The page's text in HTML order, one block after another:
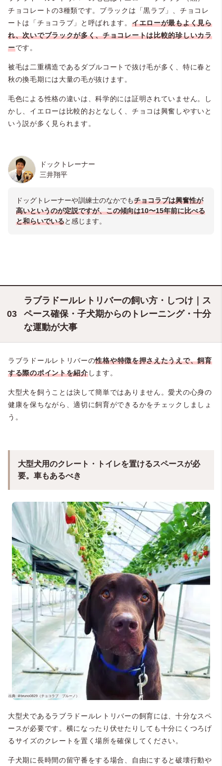
チョコレートの3種類です。ブラックは「黒ラブ」、チョコレ
ートは「チョコラブ」と呼ばれます。 イエローが最もよく見ら
れ、次いでブラックが多く、チョコレートは比較的珍しいカラ
ーです。
被毛は二重構造であるダブルコートで抜け毛が多く、特に春と
秋の換毛期には大量の毛が抜けます。
毛色による性格の違いは、科学的には証明されていません。し
かし、イエローは比較的おとなしく、チョコは興奮しやすいと
いう説が多く見られます。
ドックトレーナー
三井翔平
ドッグトレーナーや訓練士のなかでもチョコラブは興奮性が
高いというのが定説ですが、この傾向は10〜15年前に比べる
と和らいでいると感じます。
ラブラドールレトリバーの飼い方・しつけ｜ス
ペース確保・子犬期からのトレーニング・十分
な運動が大事
ラブラドールレトリバーの性格や特徴を押さえたうえで、飼育
する際のポイントを紹介します。
大型犬を飼うことは決して簡単ではありません。愛犬の心身の
健康を保ちながら、適切に飼育ができるかをチェックしましょ
う。
大型犬用のクレート・トイレを置けるスペースが必
要。車もあるべき
大型犬であるラブラドールレトリバーの飼育には、十分なスペ
ースが必要です。横になったり伏せたりしても十分にくつろげ
るサイズのクレートを置く場所を確保してください。
子犬期に長時間の留守番をする場合、自由にすると破壊行動や